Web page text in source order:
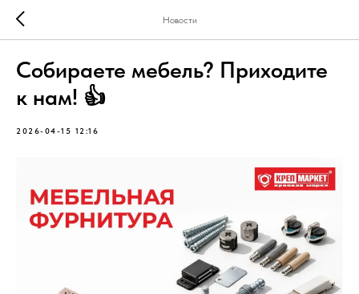
Новости
Собираете мебель? Приходите
к нам! 👍
2026-04-15 12:16